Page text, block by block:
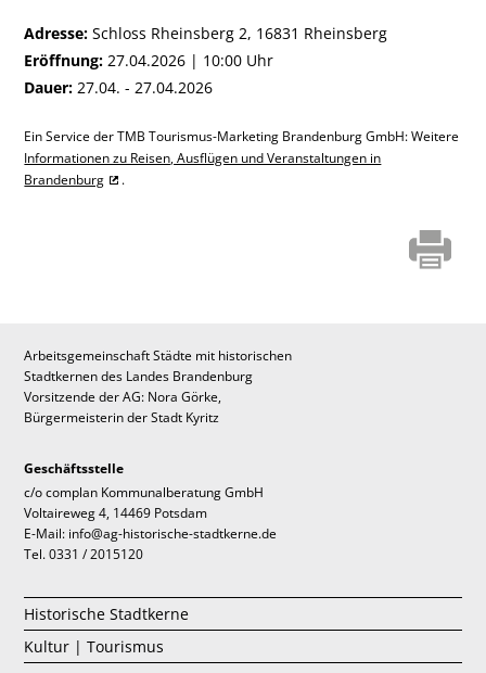
Adresse: Schloss Rheinsberg 2, 16831 Rheinsberg
Eröffnung: 27.04.2026 | 10:00 Uhr
Dauer: 27.04. - 27.04.2026
Ein Service der TMB Tourismus-Marketing Brandenburg GmbH: Weitere
Informationen zu Reisen, Ausflügen und Veranstaltungen in
Brandenburg
.
Arbeitsgemeinschaft Städte mit historischen
Stadtkernen des Landes Brandenburg
Vorsitzende der AG: Nora Görke,
Bürgermeisterin der Stadt Kyritz
Geschäftsstelle
c/o complan Kommunalberatung GmbH
Voltaireweg 4, 14469 Potsdam
E-Mail: info@ag-historische-stadtkerne.de
Tel. 0331 / 2015120
Historische Stadtkerne
Kultur | Tourismus